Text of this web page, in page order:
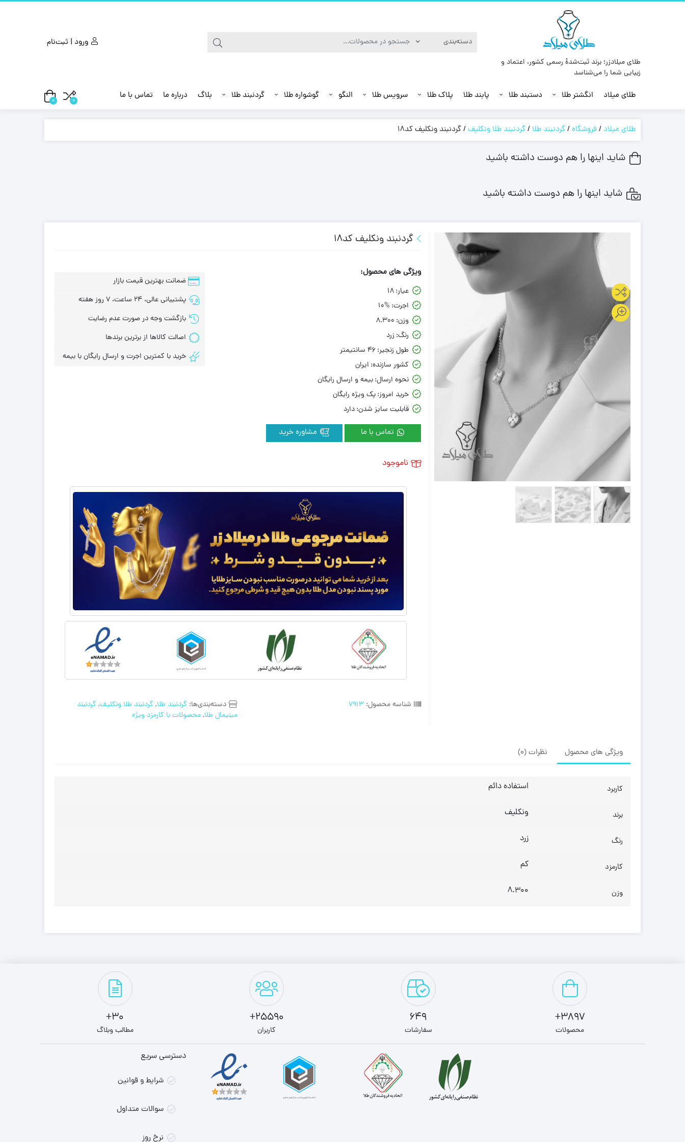
طلای میلادزر؛ برند ثبت‌شدهٔ رسمی کشور، اعتماد و
زیبایی شما را می‌شناسد
ورود | ثبت‌نام
طلای میلاد انگشتر طلا دستبند طلا پابند طلا پلاک طلا سرویس طلا النگو گوشواره طلا گردنبند طلا بلاگ درباره ما تماس با ما 0
0
طلای میلاد /فروشگاه/گردنبند طلا/گردنبند طلا ونکلیف/گردنبند ونکلیف کد18
شاید اینها را هم دوست داشته باشید
شاید اینها را هم دوست داشته باشید
گردنبند ونکلیف کد18
شناسه محصول:7913 دسته‌بندی‌ها: گردنبند طلا, گردنبند طلا ونکلیف, گردنبند
مینیمال طلا,محصولات با کارمزد ویژه
ویژگی های محصول:
عیار: 18
اجرت: 10%
وزن: 8.300
رنگ: زرد
طول زنجیر: 46 سانتیمتر
کشور سازنده: ایران
نحوه ارسال: بیمه و ارسال رایگان
خرید امروز: پک ویژه رایگان
قابلیت سایز شدن: دارد
تماس با ما
ضمانت بهترین قیمت بازار
پشتیبانی عالی، 24 ساعت، 7 روز هفته
بازگشت وجه در صورت عدم رضایت
اصالت کالاها از برترین برندها
خرید با کمترین اجرت و ارسال رایگان با بیمه
ناموجود
ویژگی های محصول نظرات (0)
کاربرد استفاده دائم
برند ونکلیف
رنگ زرد
کارمزد کم
وزن 8.300
3897+
محصولات
649
سفارشات
25590+
کاربران
30+
مطالب وبلاگ
دسترسی سریع
شرایط و قوانین
سوالات متداول
نرخ روز